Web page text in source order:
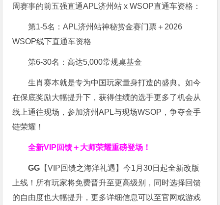
周赛事的前五强直通APL济州站 x WSOP直通车资格：
第1-5名：APL济州站神秘赏金赛门票＋2026
WSOP线下直通车资格
第6-30名：高达5,000常规桌基金
生肖赛本就是专为中国玩家量身打造的盛典。如今
在保底奖励大幅提升下，获得佳绩的选手更多了机会从
线上通往现场，参加济州APL与现场WSOP，争夺金手
链荣耀！
全新VIP回馈＋大师荣耀重磅登场！
GG 【VIP回馈之海洋礼遇】今1月30日起全新改版
上线！所有玩家将免费晋升至更高级别，同时选择回馈
的自由度也大幅提升，更多详细信息可以至官网或游戏